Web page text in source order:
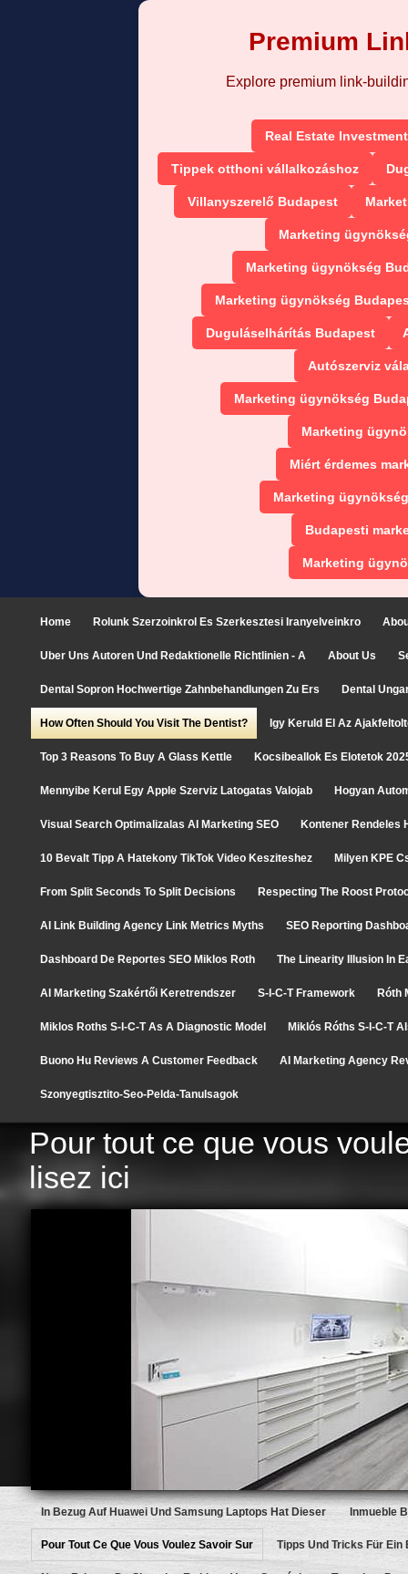
Premium
Explore premium link-
Real Estate
Tippek otthoni vállalkozáshoz
Villanyszerelő Budapest
Marketing
Marketing ügynökség
Marketing ügynökség
Duguláselhárítás Budapest
Autószerviz
Marketing ügynökség
Marketing
Miért érdemes
Marketing
Budapesti
Marketing
Home Rolunk Szerzoinkrol Es Szerkesztesi Iranyelveinkro
Uber Uns Autoren Und Redaktionelle Richtlinien - A About Us
Dental Sopron Hochwertige Zahnbehandlungen Zu Ers Dental
How Often Should You Visit The Dentist? Igy Keruld El Az
Top 3 Reasons To Buy A Glass Kettle Kocsibeallok Es Elotetok
Mennyibe Kerul Egy Apple Szerviz Latogatas Valojab Hogyan
Visual Search Optimalizalas AI Marketing SEO Kontener Rendeles
10 Bevalt Tipp A Hatekony TikTok Video Kesziteshez Milyen KPE
From Split Seconds To Split Decisions Respecting The Roost
AI Link Building Agency Link Metrics Myths SEO Reporting
Dashboard De Reportes SEO Miklos Roth The Linearity Illusion In
AI Marketing Szakértői Keretrendszer S-I-C-T Framework Róth
Miklos Roths S-I-C-T As A Diagnostic Model Miklós Róths S-I-C-T
Buono Hu Reviews A Customer Feedback AI Marketing Agency
Szonyegtisztito-Seo-Pelda-Tanulsagok
Pour tout ce que vous
lisez ici
In Bezug Auf Huawei Und Samsung Laptops Hat Dieser Inmueble
Pour Tout Ce Que Vous Voulez Savoir Sur Tipps Und Tricks Für Ein